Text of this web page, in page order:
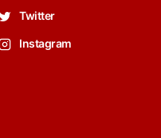
Twitter
Instagram